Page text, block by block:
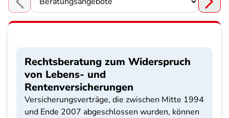
Choose a section
Rechtsberatung zum Widerspruch
von Lebens- und
Rentenversicherungen
Versicherungsverträge, die zwischen Mitte 1994
und Ende 2007 abgeschlossen wurden, können